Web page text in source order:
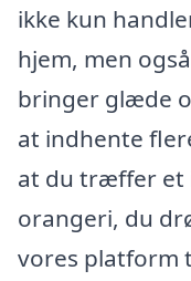
ikke kun
hjem, men
bringer glæde
at indhente
at du træffer et
orangeri, du
vores platform